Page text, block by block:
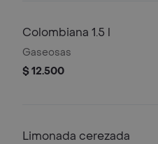
Colombiana 1.5 l
Gaseosas
$ 12.500
Limonada cerezada